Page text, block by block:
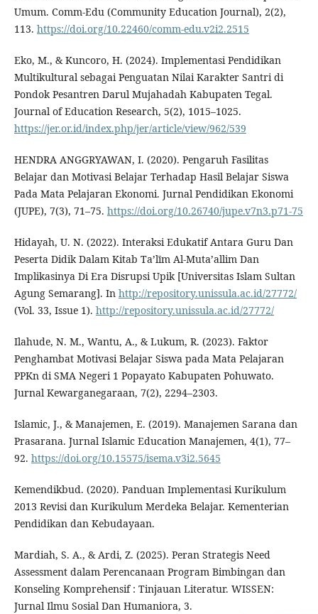
Umum. Comm-Edu (Community Education Journal), 2(2),
113. https://doi.org/10.22460/comm-edu.v2i2.2515
Eko, M., & Kuncoro, H. (2024). Implementasi Pendidikan
Multikultural sebagai Penguatan Nilai Karakter Santri di
Pondok Pesantren Darul Mujahadah Kabupaten Tegal.
Journal of Education Research, 5(2), 1015–1025.
https://jer.or.id/index.php/jer/article/view/962/539
HENDRA ANGGRYAWAN, I. (2020). Pengaruh Fasilitas
Belajar dan Motivasi Belajar Terhadap Hasil Belajar Siswa
Pada Mata Pelajaran Ekonomi. Jurnal Pendidikan Ekonomi
(JUPE), 7(3), 71–75. https://doi.org/10.26740/jupe.v7n3.p71-75
Hidayah, U. N. (2022). Interaksi Edukatif Antara Guru Dan
Peserta Didik Dalam Kitab Ta’līm Al-Muta’allim Dan
Implikasinya Di Era Disrupsi Upik [Universitas Islam Sultan
Agung Semarang]. In http://repository.unissula.ac.id/27772/
(Vol. 33, Issue 1). http://repository.unissula.ac.id/27772/
Ilahude, N. M., Wantu, A., & Lukum, R. (2023). Faktor
Penghambat Motivasi Belajar Siswa pada Mata Pelajaran
PPKn di SMA Negeri 1 Popayato Kabupaten Pohuwato.
Jurnal Kewarganegaraan, 7(2), 2294–2303.
Islamic, J., & Manajemen, E. (2019). Manajemen Sarana dan
Prasarana. Jurnal Islamic Education Manajemen, 4(1), 77–
92. https://doi.org/10.15575/isema.v3i2.5645
Kemendikbud. (2020). Panduan Implementasi Kurikulum
2013 Revisi dan Kurikulum Merdeka Belajar. Kementerian
Pendidikan dan Kebudayaan.
Mardiah, S. A., & Ardi, Z. (2025). Peran Strategis Need
Assessment dalam Perencanaan Program Bimbingan dan
Konseling Komprehensif : Tinjauan Literatur. WISSEN:
Jurnal Ilmu Sosial Dan Humaniora, 3.